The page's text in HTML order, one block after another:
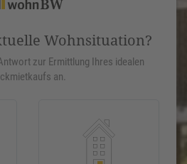
Wohnsituation?
zur Ermittlung Ihres idealen
an.